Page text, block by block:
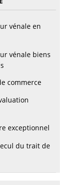
vénale en
vénale biens
commerce
exceptionnel
du trait de